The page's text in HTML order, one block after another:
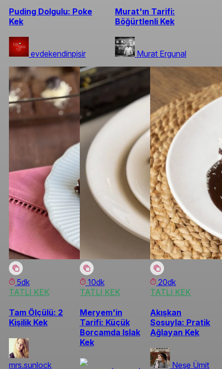
Puding Dolgulu: Poke
Kek
evdekendinpisir
Murat'ın Tarifi:
Böğürtlenli Kek
Murat Ergunal
5dk
TATLI KEK
Tam Ölçülü: 2
Kişilik Kek
mrs.sunlock
10dk
TATLI KEK
Meryem'in
Tarifi: Küçük
Borcamda Islak
Kek
20dk
TATLI KEK
Akışkan
Sosuyla: Pratik
Ağlayan Kek
Neşe Ümit